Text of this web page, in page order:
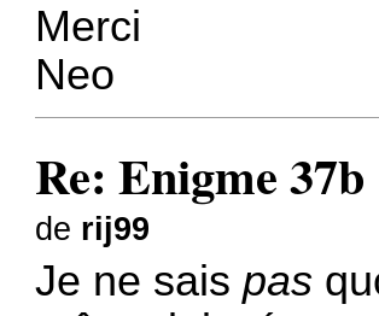
Merci
Neo
Re: Enigme 37b
de rij99
Je ne saispas